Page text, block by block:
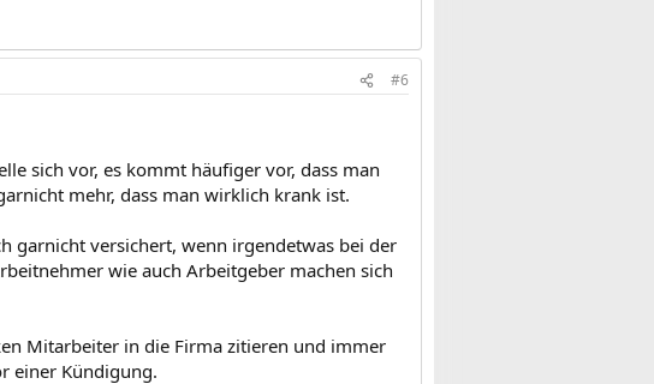
#6
sich vor, es kommt häufiger vor, dass man
mehr, dass man wirklich krank ist.
garnicht versichert, wenn irgendetwas bei der
wie auch Arbeitgeber machen sich
Mitarbeiter in die Firma zitieren und immer
einer Kündigung.